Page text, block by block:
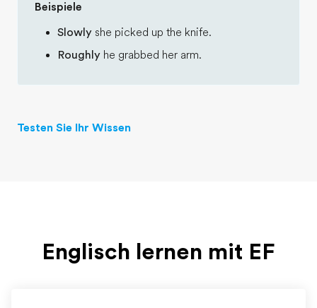
Beispiele
Slowly she picked up the knife.
Roughly he grabbed her arm.
Testen Sie Ihr Wissen
Englisch lernen mit EF